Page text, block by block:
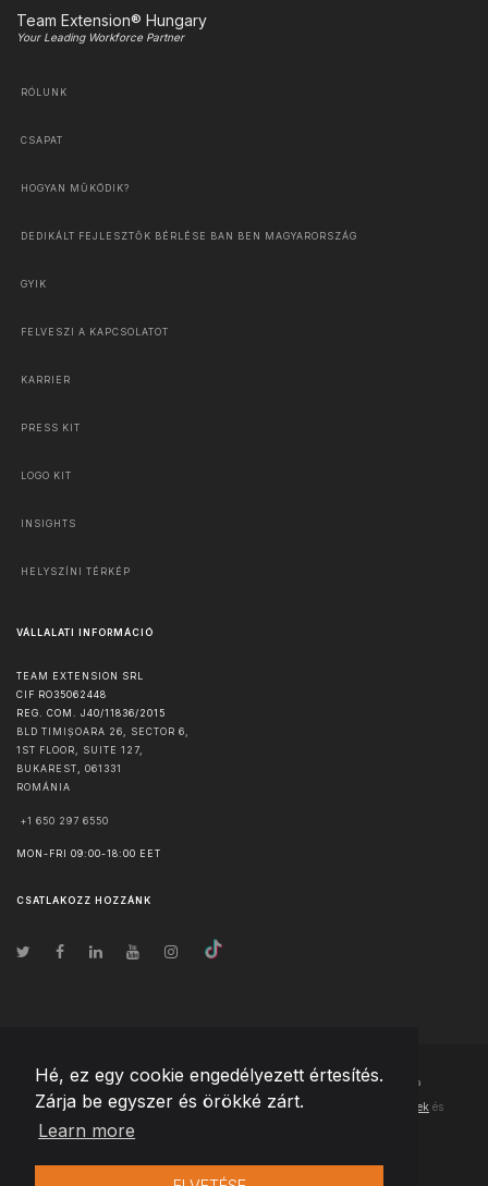
Hé, ez egy cookie engedélyezett értesítés.
Zárja be egyszer és örökké zárt.
Learn more
Team Extension® Hungary
Your Leading Workforce Partner
RÓLUNK
CSAPAT
HOGYAN MŰKÖDIK?
DEDIKÁLT FEJLESZTŐK BÉRLÉSE BAN BEN MAGYARORSZÁG
GYIK
FELVESZI A KAPCSOLATOT
KARRIER
PRESS KIT
LOGO KIT
INSIGHTS
HELYSZÍNI TÉRKÉP
VÁLLALATI INFORMÁCIÓ
TEAM EXTENSION SRL
CIF RO35062448
REG. COM. J40/11836/2015
BLD TIMIȘOARA 26, SECTOR 6,
1ST FLOOR, SUITE 127,
BUKAREST
061331
ROMÁNIA
+1 650 297 6550
MON-FRI 09:00-18:00 EET
CSATLAKOZZ HOZZÁNK
© Szerzői jog2026 Team Extension Hungary- Minden jog fenntartva
Changelog ● Ezen webhely használatával elfogadja Használati feltételek és